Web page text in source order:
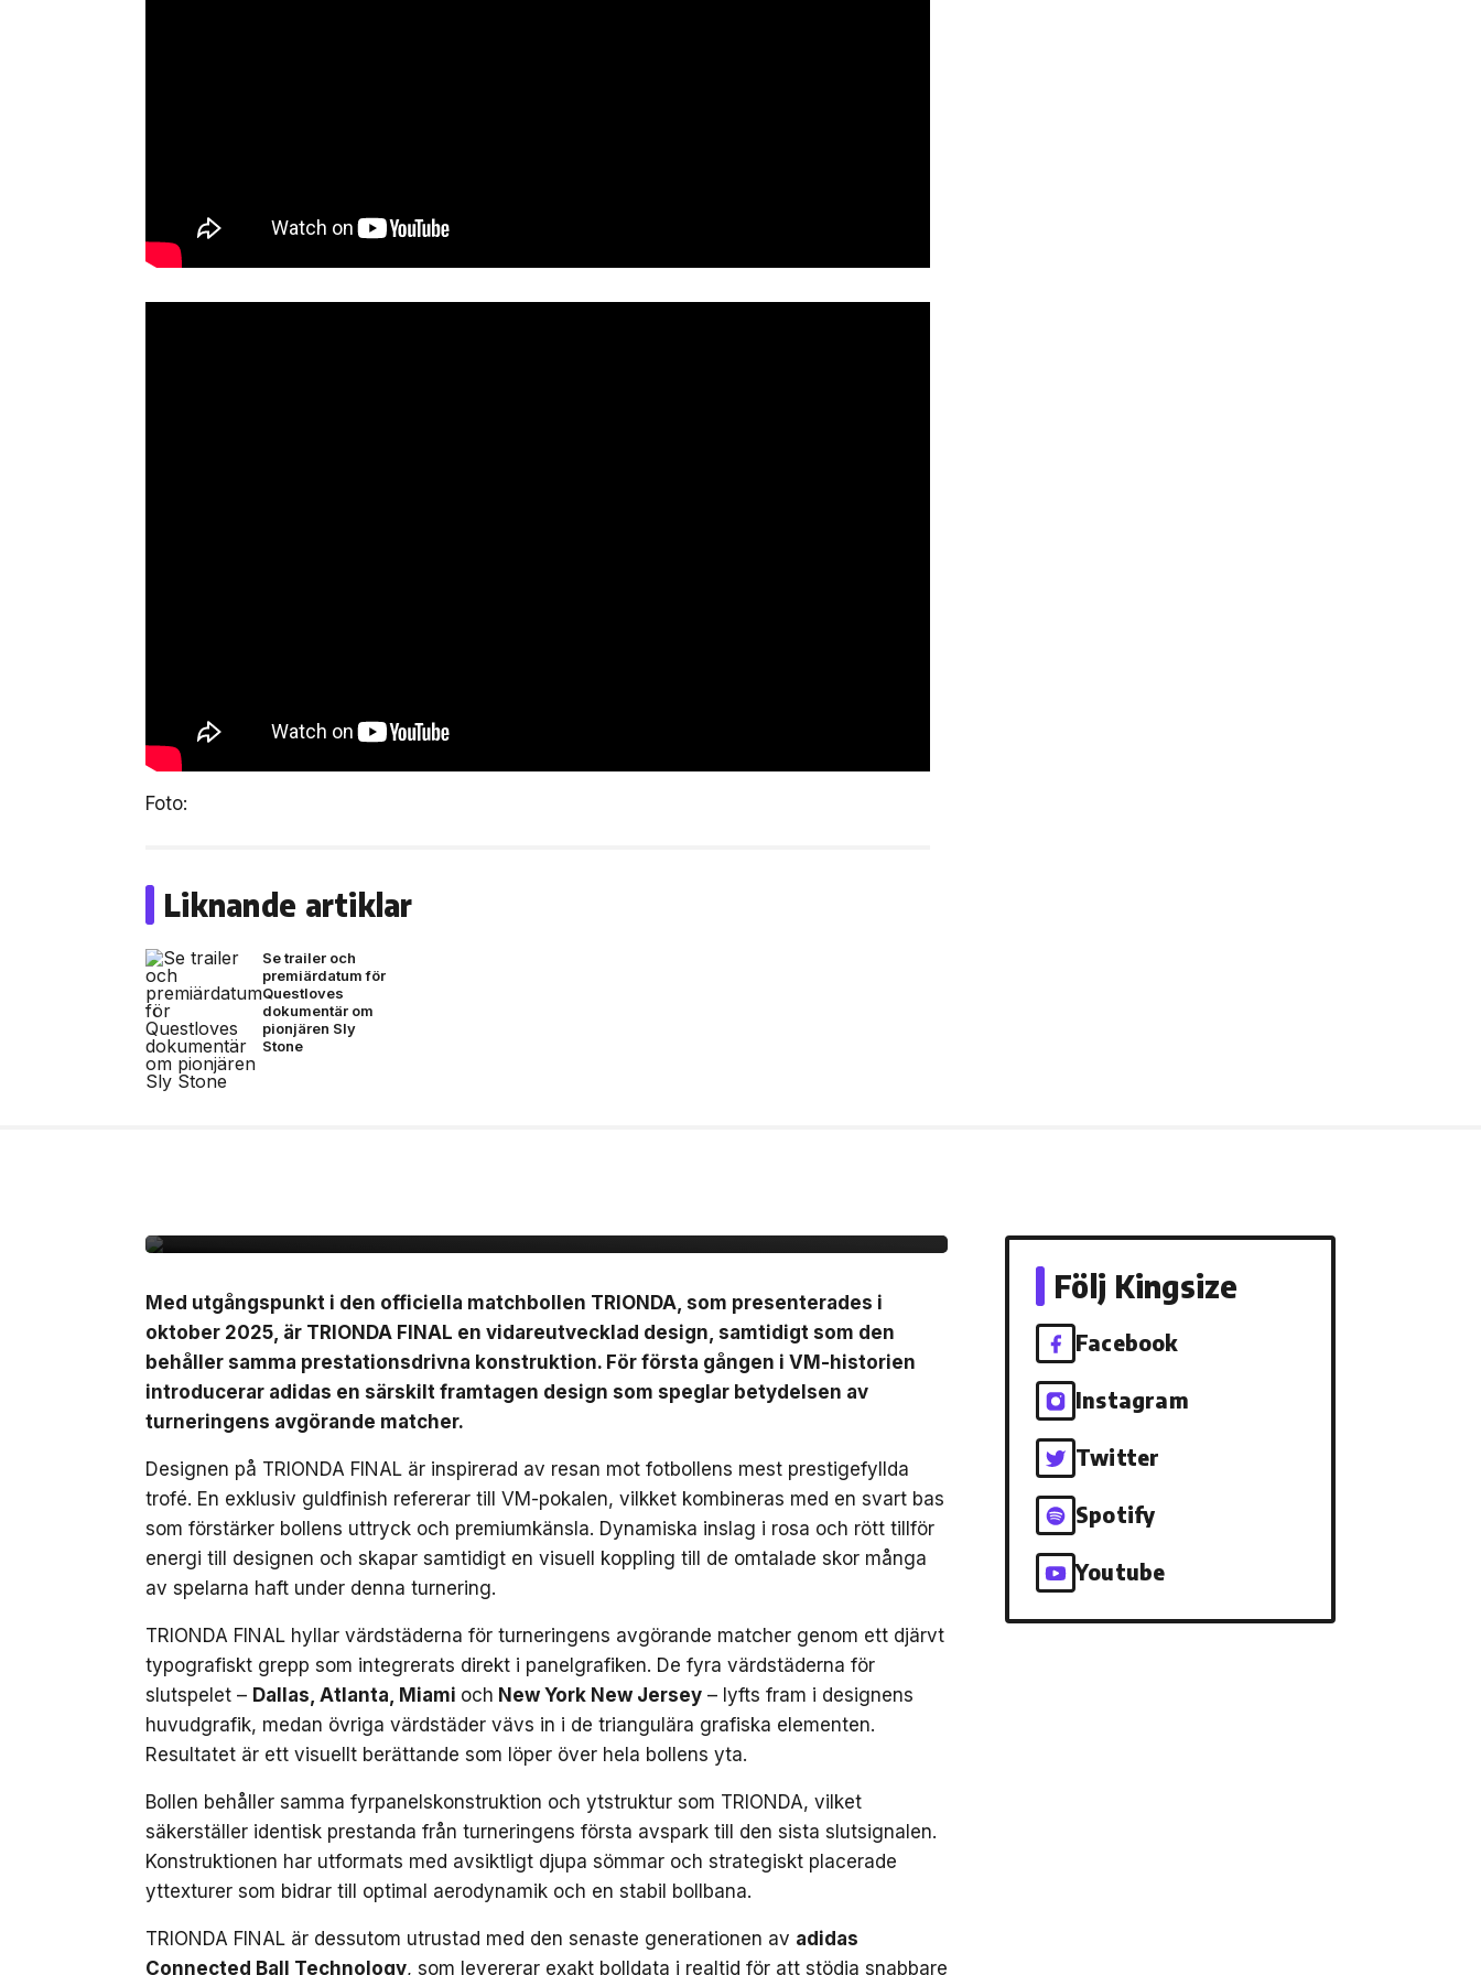
Foto:
Liknande artiklar
Se trailer och
premiärdatum för
Questloves
dokumentär om
pionjären Sly
Stone
NYHETER
Med utgångspunkt i den officiella matchbollen TRIONDA, som presenterades i
oktober 2025, är TRIONDA FINAL en vidareutvecklad design, samtidigt som den
behåller samma prestationsdrivna konstruktion. För första gången i VM-historien
introducerar adidas en särskilt framtagen design som speglar betydelsen av
turneringens avgörande matcher.
Designen på TRIONDA FINAL är inspirerad av resan mot fotbollens mest prestigefyllda
trofé. En exklusiv guldfinish refererar till VM-pokalen, vilkket kombineras med en svart bas
som förstärker bollens uttryck och premiumkänsla. Dynamiska inslag i rosa och rött tillför
energi till designen och skapar samtidigt en visuell koppling till de omtalade skor många
av spelarna haft under denna turnering.
TRIONDA FINAL hyllar värdstäderna för turneringens avgörande matcher genom ett djärvt
typografiskt grepp som integrerats direkt i panelgrafiken. De fyra värdstäderna för
slutspelet – Dallas, Atlanta, Miami och New York New Jersey – lyfts fram i designens
huvudgrafik, medan övriga värdstäder vävs in i de triangulära grafiska elementen.
Resultatet är ett visuellt berättande som löper över hela bollens yta.
Bollen behåller samma fyrpanelskonstruktion och ytstruktur som TRIONDA, vilket
säkerställer identisk prestanda från turneringens första avspark till den sista slutsignalen.
Konstruktionen har utformats med avsiktligt djupa sömmar och strategiskt placerade
yttexturer som bidrar till optimal aerodynamik och en stabil bollbana.
TRIONDA FINAL är dessutom utrustad med den senaste generationen av adidas
Connected Ball Technology, som levererar exakt bolldata i realtid för att stödja snabbare
Följ Kingsize
Facebook
Instagram
Twitter
Spotify
Youtube